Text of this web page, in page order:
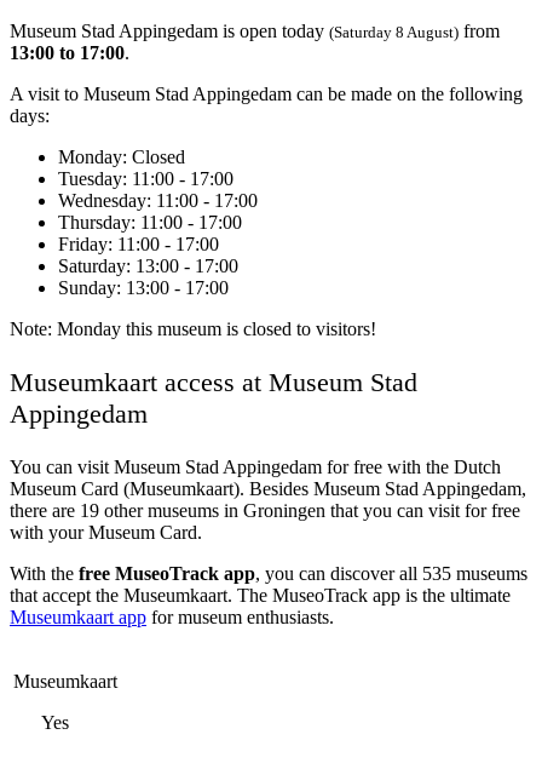
Museum Stad Appingedam is open today (Saturday 8 August) from
13:00 to 17:00.
A visit to Museum Stad Appingedam can be made on the following
days:
Monday: Closed
Tuesday: 11:00 - 17:00
Wednesday: 11:00 - 17:00
Thursday: 11:00 - 17:00
Friday: 11:00 - 17:00
Saturday: 13:00 - 17:00
Sunday: 13:00 - 17:00
Note: Monday this museum is closed to visitors!
Museumkaart access at Museum Stad
Appingedam
You can visit Museum Stad Appingedam for free with the Dutch
Museum Card (Museumkaart). Besides Museum Stad Appingedam,
there are 19 other museums in Groningen that you can visit for free
with your Museum Card.
With the free MuseoTrack app, you can discover all 535 museums
that accept the Museumkaart. The MuseoTrack app is the ultimate
Museumkaart app for museum enthusiasts.
Museumkaart
Yes